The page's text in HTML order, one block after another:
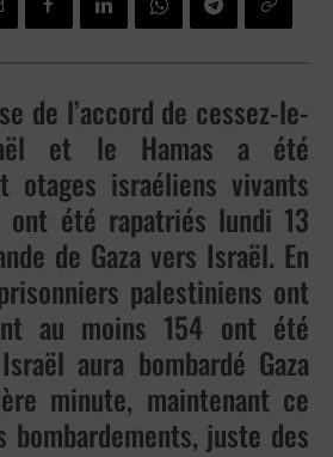
de l’accord de cessez-le-
et le Hamas a été
otages israéliens vivants
été rapatriés lundi 13
de Gaza vers Israël. En
palestiniens ont
au moins 154 ont été
aura bombardé Gaza
minute, maintenant ce
bombardements, juste des